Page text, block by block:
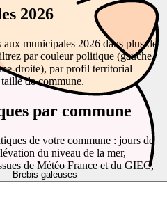
Brebis galeuses
2026
municipales 2026 dans plus de
par couleur politique (gauche,
droite), par profil territorial
de commune.
par commune
de votre commune : jours de
du niveau de la mer,
de Météo France et du GIEC,